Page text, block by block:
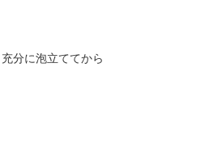
分に泡立ててから